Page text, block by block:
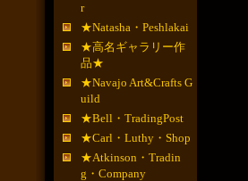
r
★Natasha・Peshlakai
★高名ギャラリー作
品★
★Navajo Art&Crafts G
uild
★Bell・TradingPost
★Carl・Luthy・Shop
★Atkinson・Tradin
g・Company